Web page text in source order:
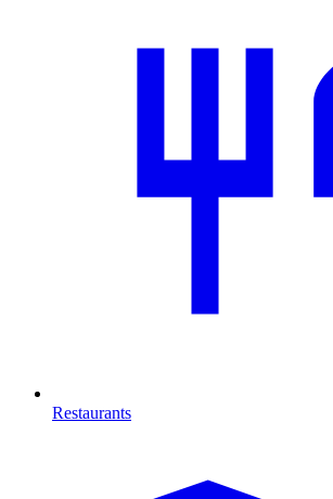
Restaurants